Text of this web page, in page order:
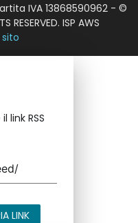
IVA 13868590962 - ©
RESERVED. ISP AWS
link RSS
LINK